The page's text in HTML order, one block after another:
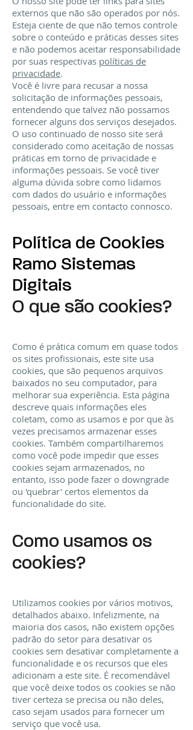
externos que não são operados por nós.
Esteja ciente de que não temos controle
sobre o conteúdo e práticas desses sites
e não podemos aceitar responsabilidade
por suas respectivas políticas de
privacidade.
Você é livre para recusar a nossa
solicitação de informações pessoais,
entendendo que talvez não possamos
fornecer alguns dos serviços desejados.
O uso continuado de nosso site será
considerado como aceitação de nossas
práticas em torno de privacidade e
informações pessoais. Se você tiver
alguma dúvida sobre como lidamos
com dados do usuário e informações
pessoais, entre em contacto connosco.
Política de Cookies
Ramo Sistemas
Digitais
O que são cookies?
Como é prática comum em quase todos
os sites profissionais, este site usa
cookies, que são pequenos arquivos
baixados no seu computador, para
melhorar sua experiência. Esta página
descreve quais informações eles
coletam, como as usamos e por que às
vezes precisamos armazenar esses
cookies. Também compartilharemos
como você pode impedir que esses
cookies sejam armazenados, no
entanto, isso pode fazer o downgrade
ou 'quebrar' certos elementos da
funcionalidade do site.
Como usamos os
cookies?
Utilizamos cookies por vários motivos,
detalhados abaixo. Infelizmente, na
maioria dos casos, não existem opções
padrão do setor para desativar os
cookies sem desativar completamente a
funcionalidade e os recursos que eles
adicionam a este site. É recomendável
que você deixe todos os cookies se não
tiver certeza se precisa ou não deles,
caso sejam usados ​​para fornecer um
serviço que você usa.